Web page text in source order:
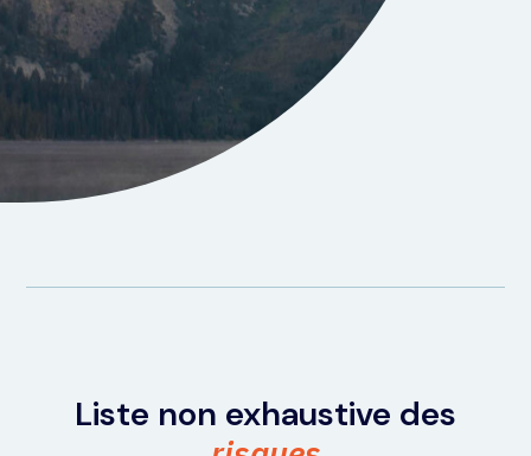
Liste non exhaustive des